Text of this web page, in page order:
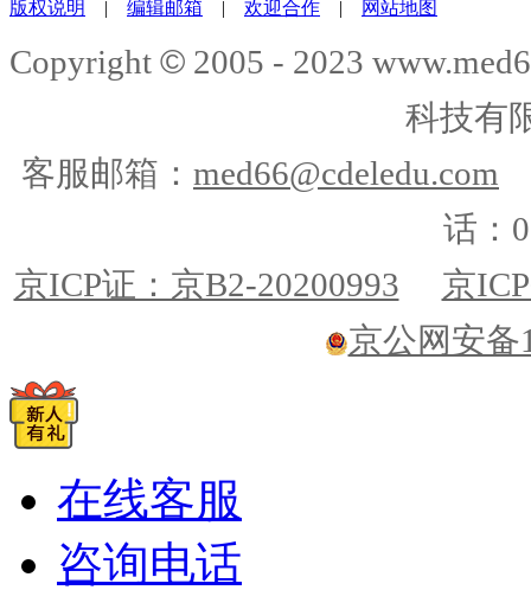
版权说明 | 编辑邮箱 | 欢迎合作 | 网站地图
Copyright © 2005 - 2023
科技有
客服邮箱： med66@cdeledu.com
话：
京ICP证：京B2-20200993
京
京公网安备
在线客服
咨询电话